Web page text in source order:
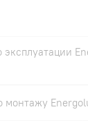
эксплуатации
монтажу